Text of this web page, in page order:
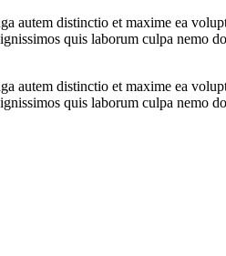
distinctio et maxime ea
quis laborum culpa nemo
distinctio et maxime ea
quis laborum culpa nemo